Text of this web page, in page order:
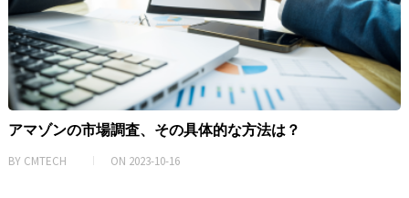
アマゾンの市場調査、その具体的な方法は？
BY CMTECH ON 2023-10-16